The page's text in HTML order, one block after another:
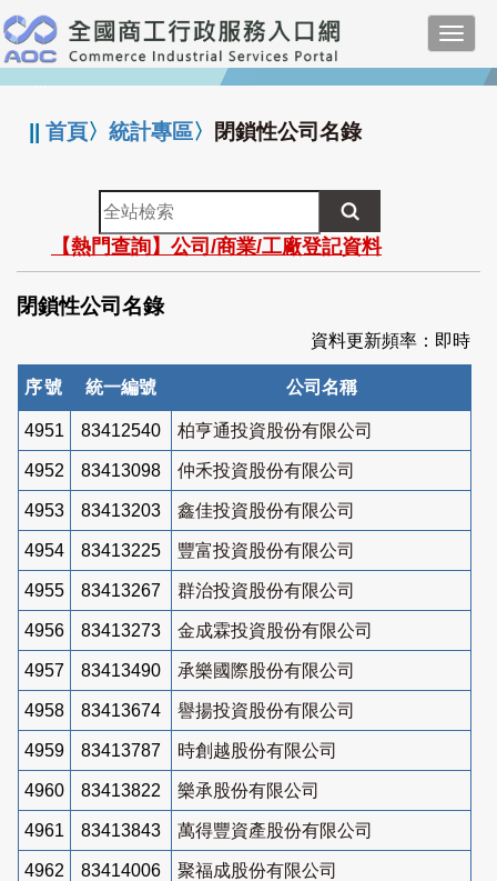
跳
到
主
要
:::
||首頁〉統計專區〉 閉鎖性公司名錄
全
站
檢
索
【熱門查詢】公司/商業/工廠登記資料
閉鎖性公司名錄
資料更新頻率：即時
序號 統一編號 公司名稱
4951 83412540 柏亨通投資股份有限公司
4952 83413098 仲禾投資股份有限公司
4953 83413203 鑫佳投資股份有限公司
4954 83413225 豐富投資股份有限公司
4955 83413267 群治投資股份有限公司
4956 83413273 金成霖投資股份有限公司
4957 83413490 承樂國際股份有限公司
4958 83413674 譽揚投資股份有限公司
4959 83413787 時創越股份有限公司
4960 83413822 樂承股份有限公司
4961 83413843 萬得豐資產股份有限公司
4962 83414006 聚福成股份有限公司